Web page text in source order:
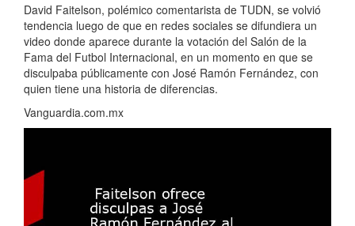
David Faitelson, polémico comentarista de TUDN, se volvió
tendencia luego de que en redes sociales se difundiera un
video donde aparece durante la votación del Salón de la
Fama del Futbol Internacional, en un momento en que se
disculpaba públicamente con José Ramón Fernández, con
quien tiene una historia de diferencias.
Vanguardia.com.mx